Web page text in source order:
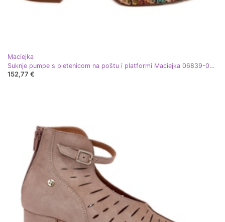
Maciejka
Suknje pumpe s pletenicom na poštu i platformi Maciejka 06839-04 bež
152,77 €